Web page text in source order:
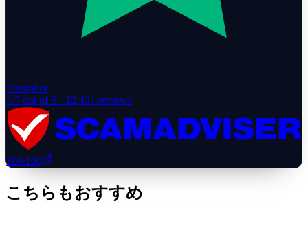
Trustpilot
4.7 out of 5 · 12,431 reviews
100/100
こちらもおすすめ